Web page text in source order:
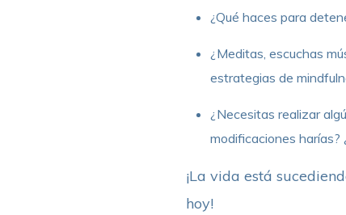
¿Qué haces para
¿Meditas, escuchas
estrategias de
¿Necesitas realizar
modificaciones harías?
¡La vida está
hoy!